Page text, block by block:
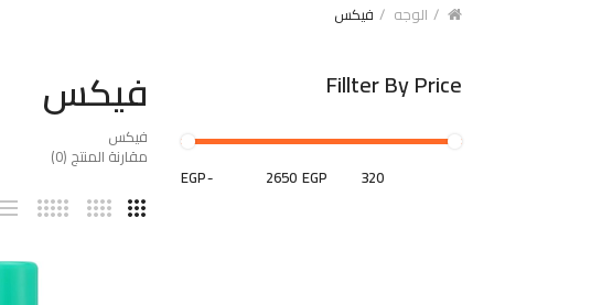
الوجه فيكس
Fillter By Price
EGP- EGP
فيكس
فيكس
مقارنة المنتج (0)